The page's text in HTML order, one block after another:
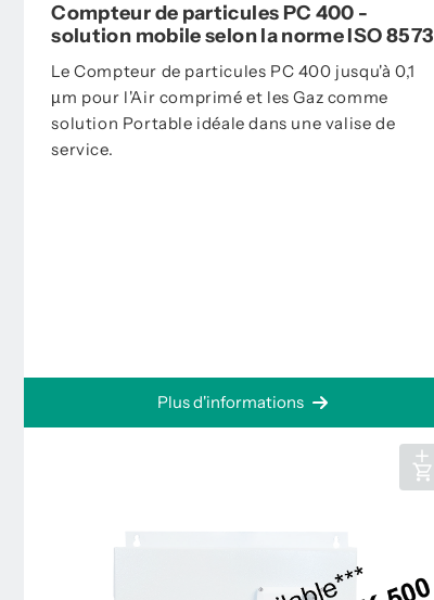
Compteur de particules PC 400 -
solution mobile selon la norme ISO 8573
Le Compteur de particules PC 400 jusqu'à 0,1
µm pour l'Air comprimé et les Gaz comme
solution Portable idéale dans une valise de
service.
Plus d'informations